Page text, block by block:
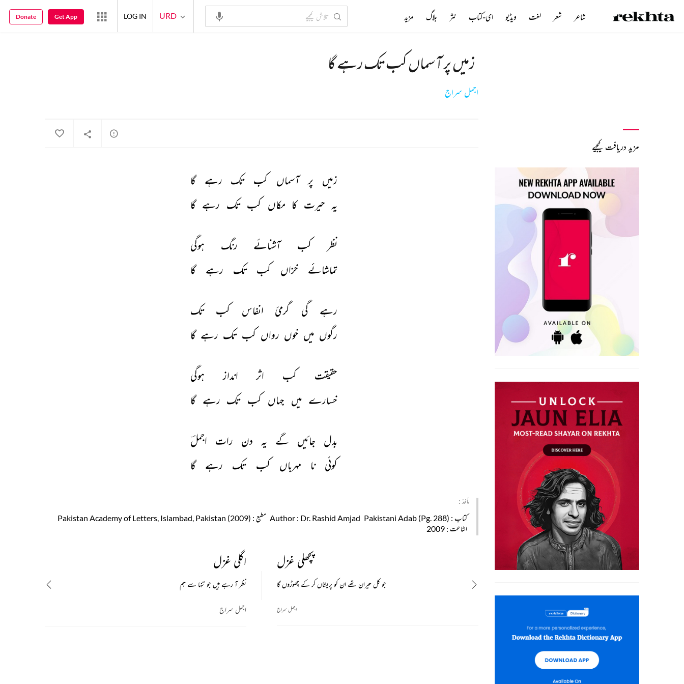
زمیں پر آسماں کب تک رہے گا
اجمل سراج
زمیں پر آسماں کب تک رہے
گا
یہ حیرت کا مکاں کب تک رہے گا
نظر کب آشنائے رنگ
ہوگی
تماشائے
خزاں کب تک رہے گا
رہے گی گرمیٔ انفاس کب
تک
رگوں میں خوں رواں کب تک رہے گا
حقیقت کب اثر انداز
ہوگی
خسارے میں جہاں کب تک رہے گا
بدل جائیں گے یہ دن رات
اجملؔ
کوئی
نا مہرباں کب تک رہے گا
مأخذ :
کتاب : Pakistani Adab (Pg. 288)
Author : Dr. Rashid Amjad مطبع : Pakistan Academy of Letters, Islambad, Pakistan (2009)
اشاعت : 2009
اگلی غزل
نظر آ رہے ہیں جو تنہا سے ہم
اجمل سراج
پچھلی غزل
جو کل حیران تھے ان کو پریشاں کر کے چھوڑوں گا
اجمل سراج
مزید دریافت کیجیے
شاعر شعر لغت ویڈیو ای-کتاب نثر بلاگ مزید URD
LOG IN
Get App
Donate